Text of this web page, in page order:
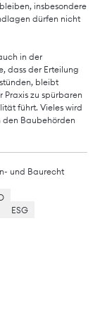
insbesondere
dürfen nicht
in der
dass der Erteilung
bleibt
zu spürbaren
führt. Vieles wird
den Baubehörden
und Baurecht
ESG